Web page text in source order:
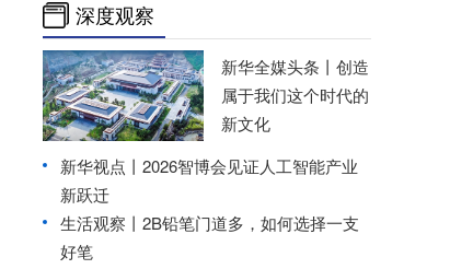
深度观察
新华全媒头条丨 创造
属于我们这个时代的
新文化
新华视点丨 2026智博会见证人工智能产业
新跃迁
生活观察丨2B铅笔门道多，如何选择一支
好笔